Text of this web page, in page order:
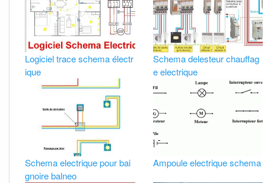
Logiciel trace schema électr
ique
Schema delesteur chauffag
e electrique
Schema electrique pour bai
gnoire balneo
Ampoule electrique schema